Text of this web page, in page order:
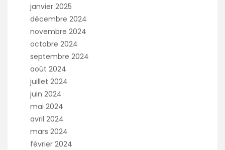
janvier 2025
décembre 2024
novembre 2024
octobre 2024
septembre 2024
août 2024
juillet 2024
juin 2024
mai 2024
avril 2024
mars 2024
février 2024